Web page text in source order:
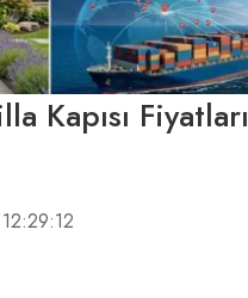
Kapısı Fiyatları